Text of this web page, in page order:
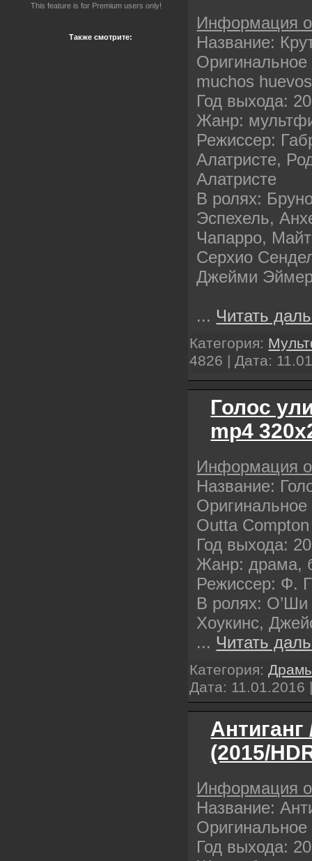
This feature is for Premium users only!
Также смотрите:
Информация
Название:
muchos huevos
Год выхода:
Жанр:
Режиссер:
Алатристе,
Алатристе
В ролях:
Эспехель,
Чапарро,
Серхио
Джейми
... Читать
Категория:
4826 | Дата:
Голос
mp4
Информация
Название:
Outta Compton
Год выхода:
Жанр: драма,
Режиссер: Ф.
В ролях:
Хоукинс,
... Читать
Категория:
Дата: 11.01.2016
(2015/
Информация
Название:
Год выхода: